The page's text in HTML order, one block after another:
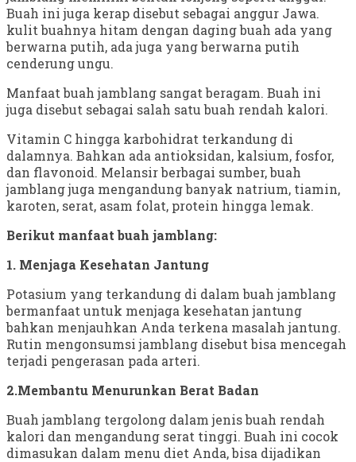
Buah ini juga kerap disebut sebagai anggur Jawa.
kulit buahnya hitam dengan daging buah ada yang
berwarna putih, ada juga yang berwarna putih
cenderung ungu.
Manfaat buah jamblang sangat beragam. Buah ini
juga disebut sebagai salah satu buah rendah kalori.
Vitamin C hingga karbohidrat terkandung di
dalamnya. Bahkan ada antioksidan, kalsium, fosfor,
dan flavonoid. Melansir berbagai sumber, buah
jamblang juga mengandung banyak natrium, tiamin,
karoten, serat, asam folat, protein hingga lemak.
Berikut manfaat buah jamblang:
1. Menjaga Kesehatan Jantung
Potasium yang terkandung di dalam buah jamblang
bermanfaat untuk menjaga kesehatan jantung
bahkan menjauhkan Anda terkena masalah jantung.
Rutin mengonsumsi jamblang disebut bisa mencegah
terjadi pengerasan pada arteri.
2.Membantu Menurunkan Berat Badan
Buah jamblang tergolong dalam jenis buah rendah
kalori dan mengandung serat tinggi. Buah ini cocok
dimasukan dalam menu diet Anda, bisa dijadikan